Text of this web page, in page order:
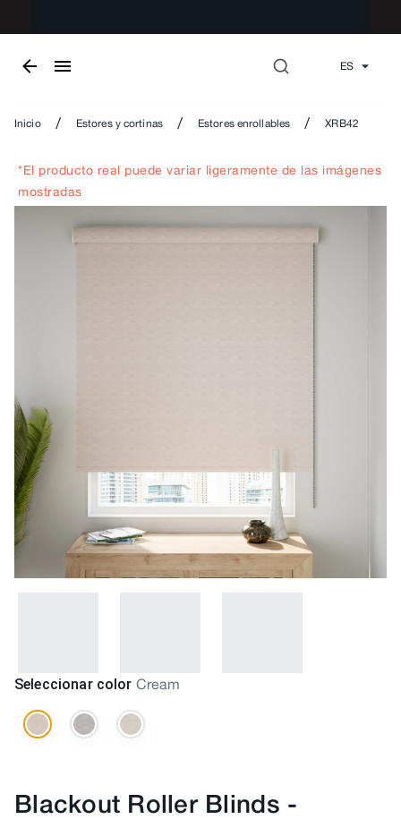
ES
Inicio / Estores y cortinas / Estores enrollables / XRB42
*El producto real puede variar ligeramente de las imágenes
mostradas
Seleccionar color Cream
Blackout Roller Blinds -